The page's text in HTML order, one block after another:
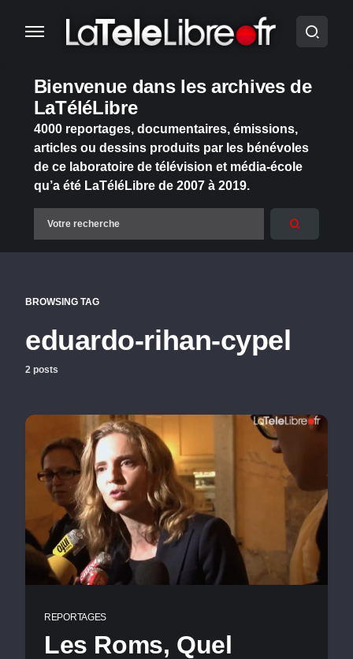
Bienvenue dans les archives de
LaTéléLibre
4000 reportages, documentaires, émissions,
articles ou dessins produits par les bénévoles
de ce laboratoire de télévision et média-école
qu’a été LaTéléLibre de 2007 à 2019.
BROWSING TAG
eduardo-rihan-cypel
2 posts
REPORTAGES
Les Roms, Quel